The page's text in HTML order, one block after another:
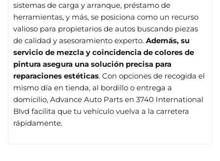
sistemas de carga y arranque, préstamo de
herramientas, y más, se posiciona como un recurso
valioso para propietarios de autos buscando piezas
de calidad y asesoramiento experto. Además, su
servicio de mezcla y coincidencia de colores de
pintura asegura una solución precisa para
reparaciones estéticas. Con opciones de recogida el
mismo día en tienda, al bordillo o entrega a
domicilio, Advance Auto Parts en 3740 International
Blvd facilita que tu vehículo vuelva a la carretera
rápidamente​​.